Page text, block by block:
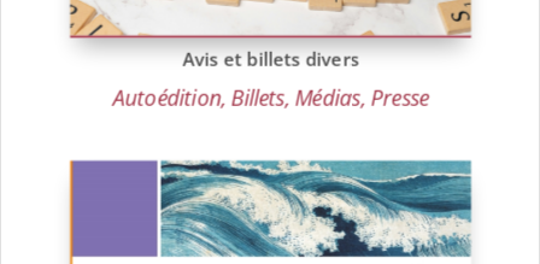
Avis et billets divers
Autoédition, Billets, Médias, Presse